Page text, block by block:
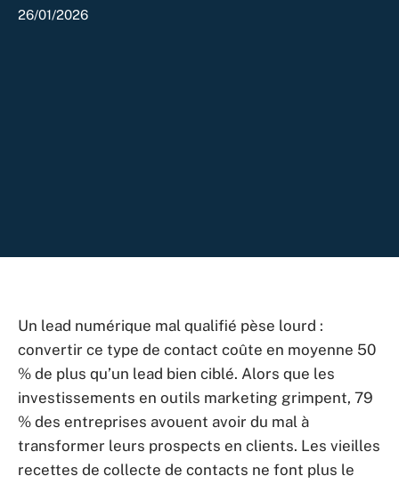
26/01/2026
Un lead numérique mal qualifié pèse lourd :
convertir ce type de contact coûte en moyenne 50
% de plus qu’un lead bien ciblé. Alors que les
investissements en outils marketing grimpent, 79
% des entreprises avouent avoir du mal à
transformer leurs prospects en clients. Les vieilles
recettes de collecte de contacts ne font plus le